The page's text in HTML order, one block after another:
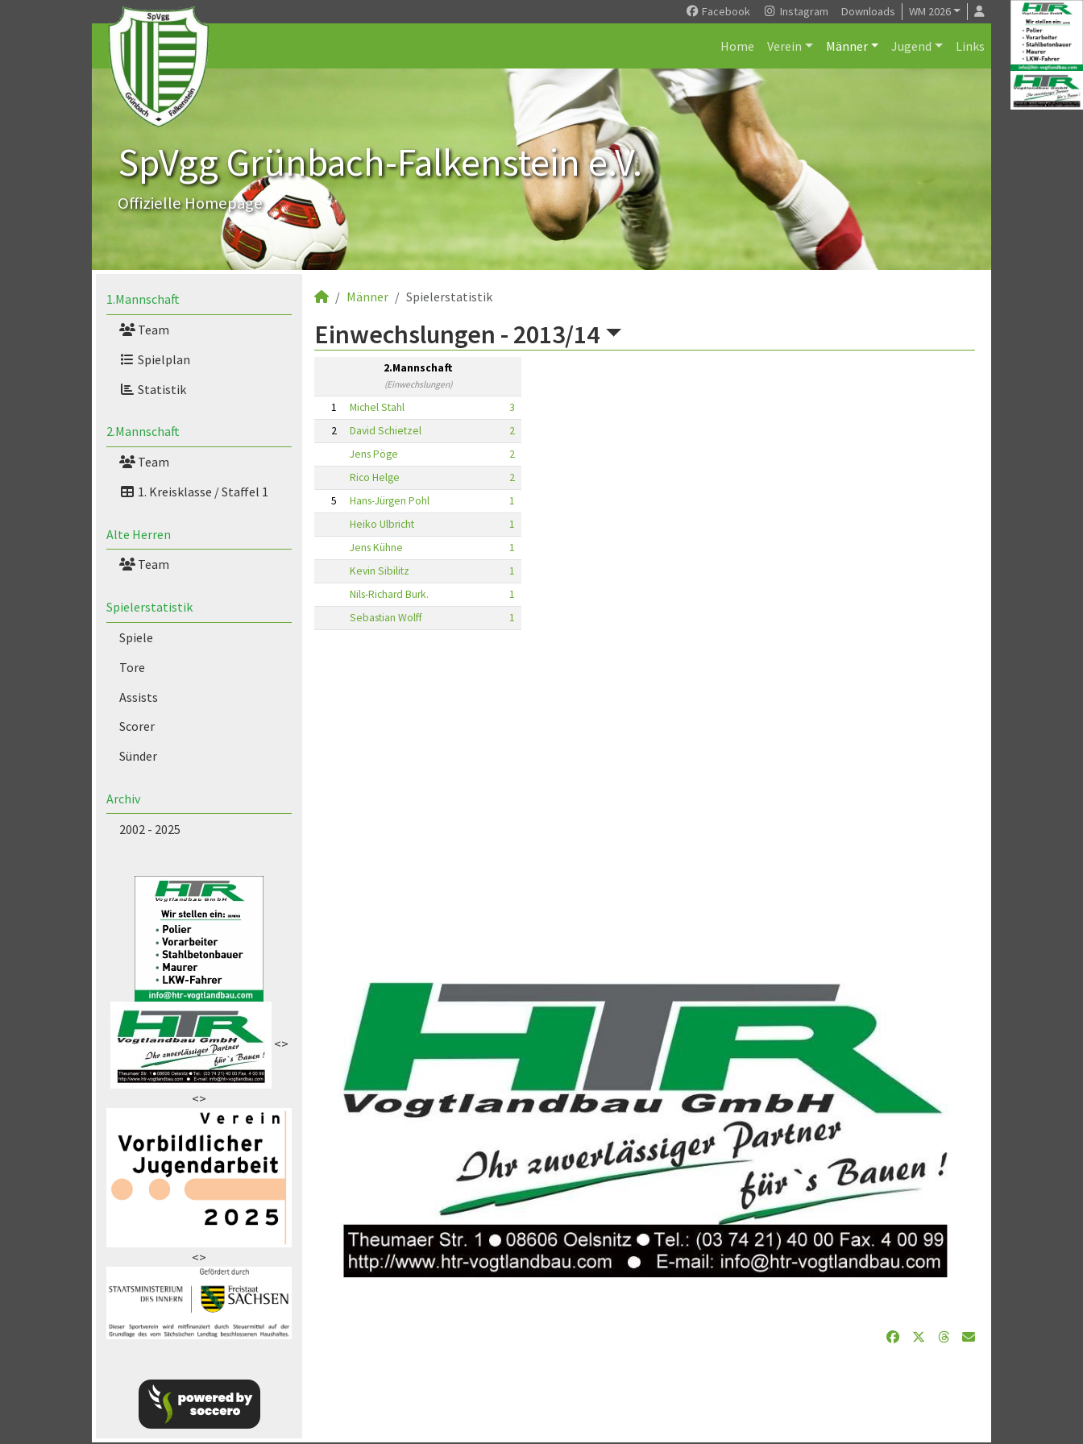
Facebook Instagram Downloads WM 2026
Home Verein Männer Jugend Links
SpVgg Grünbach-Falkenstein e.V.
Offizielle Homepage
1.Mannschaft
Team
Spielplan
Statistik
2.Mannschaft
Team
1. Kreisklasse / Staffel 1
Alte Herren
Team
Spielerstatistik
Spiele
Tore
Assists
Scorer
Sünder
Archiv
2002 - 2025
<>
<>
<>
Männer Spielerstatistik
Einwechslungen - 2013/14
2.Mannschaft
(Einwechslungen)
1 Michel Stahl
3
2
David Schietzel
2
Jens Pöge
2
Rico Helge
2
5
Hans-Jürgen Pohl
1
Heiko Ulbricht
1
Jens Kühne
1
Kevin Sibilitz
1
Nils-Richard Burk.
1
Sebastian Wolff
1